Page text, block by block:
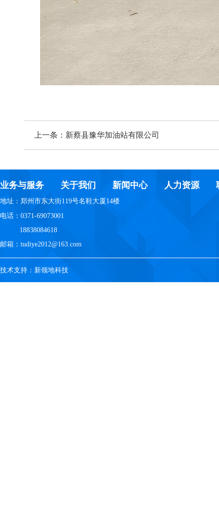
上一条： 新蔡县豫华加油站有限公司
业务与服务 关于我们 新闻中心 人力资源
地址：郑州市东大街119号名鞋大厦14楼
电话：0371-69073001
18838084618
邮箱：tudiye2012@163.com
技术支持：新领地科技